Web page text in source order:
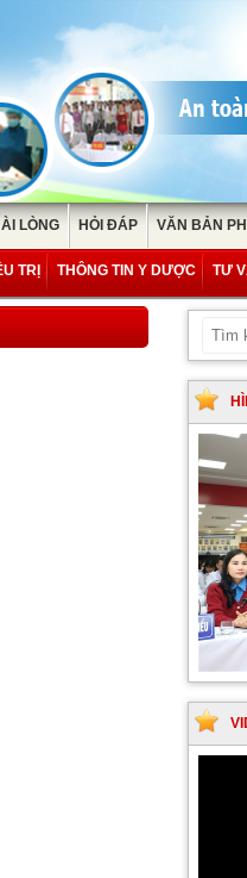
LÒNG HỎI ĐÁP VĂN BẢN
TRỊ THÔNG TIN Y DƯỢC TƯ